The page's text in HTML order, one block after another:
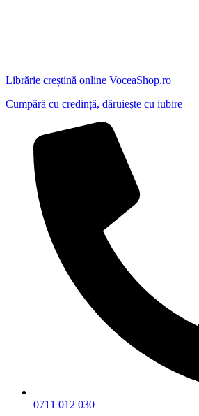
Librărie creștină online VoceaShop.ro
Cumpără cu credință, dăruiește cu iubire
0711 012 030